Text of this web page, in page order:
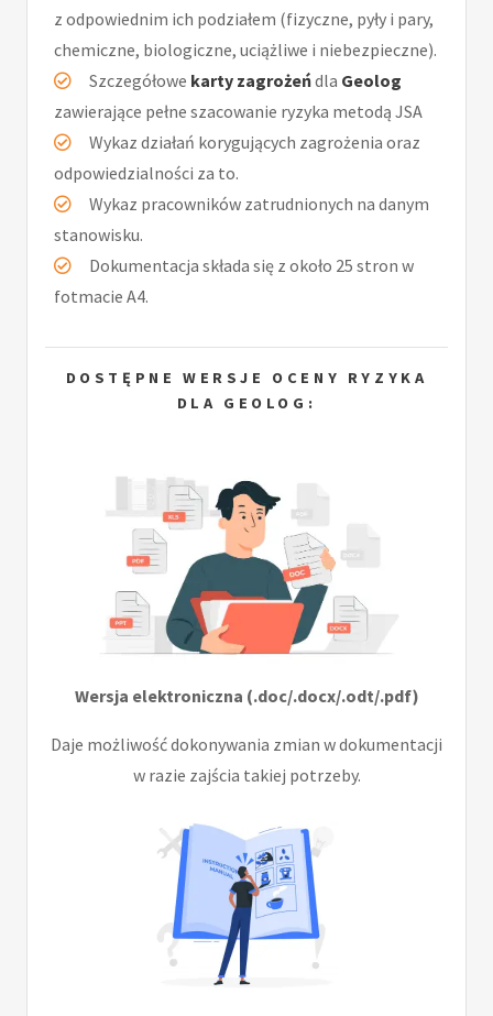
z odpowiednim ich podziałem (fizyczne, pyły i pary,
chemiczne, biologiczne, uciążliwe i niebezpieczne).
Szczegółowe karty zagrożeńdla Geolog
zawierające pełne szacowanie ryzyka metodą JSA
Wykaz działań korygujących zagrożenia oraz
odpowiedzialności za to.
Wykaz pracowników zatrudnionych na danym
stanowisku.
Dokumentacja składa się z około 25 stron w
fotmacie A4.
DOSTĘPNE WERSJE OCENY RYZYKA
DLA GEOLOG:
Wersja elektroniczna (.doc/.docx/.odt/.pdf)
Daje możliwość dokonywania zmian w dokumentacji
w razie zajścia takiej potrzeby.